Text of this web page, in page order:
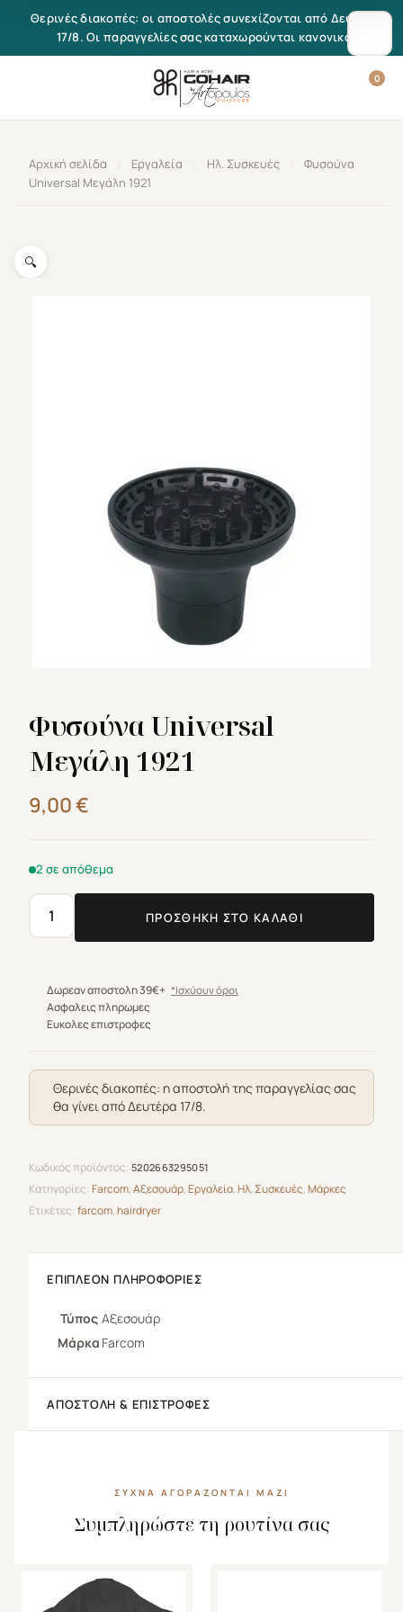
Μετάβαση στο περιεχόμενο
Θερινές διακοπές: οι αποστολές συνεχίζονται από Δευτέρα
17/8. Οι παραγγελίες σας καταχωρούνται κανονικά.
0
Αρχική σελίδα Εργαλεία Ηλ. Συσκευές
Φυσούνα
Universal Μεγάλη 1921
🔍
Φυσούνα Universal
Μεγάλη 1921
9,00€
2 σε απόθεμα
Φυσούνα
Universal
1921
ποσότητα
ΠΡΟΣΘΉΚΗ ΣΤΟ ΚΑΛΆΘΙ
Δωρεαν αποστολη 39€+ *Ισχύουν όροι
Ασφαλεις πληρωμες
Ευκολες επιστροφες
Θερινές διακοπές: η αποστολή της παραγγελίας σας
θα γίνει από Δευτέρα 17/8.
Κωδικός προϊόντος: 5202663295051
Κατηγορίες:Farcom,Αξεσουάρ,Εργαλεία,Ηλ. Συσκευές,Μάρκες
Ετικέτες:farcom,hairdryer
ΕΠΙΠΛΈΟΝ ΠΛΗΡΟΦΟΡΊΕΣ
Τύπος Αξεσουάρ
Μάρκα Farcom
ΑΠΟΣΤΟΛΉ & ΕΠΙΣΤΡΟΦΈΣ
ΣΥΧΝΆ ΑΓΟΡΆΖΟΝΤΑΙ ΜΑΖΊ
Συμπληρώστε τη ρουτίνα σας